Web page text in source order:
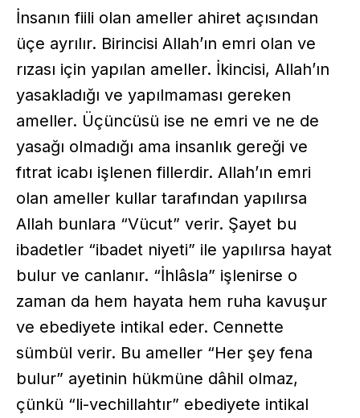
İnsanın fiili olan ameller ahiret açısından
üçe ayrılır. Birincisi Allah’ın emri olan ve
rızası için yapılan ameller. İkincisi, Allah’ın
yasakladığı ve yapılmaması gereken
ameller. Üçüncüsü ise ne emri ve ne de
yasağı olmadığı ama insanlık gereği ve
fıtrat icabı işlenen fillerdir. Allah’ın emri
olan ameller kullar tarafından yapılırsa
Allah bunlara “Vücut” verir. Şayet bu
ibadetler “ibadet niyeti” ile yapılırsa hayat
bulur ve canlanır. “İhlâsla” işlenirse o
zaman da hem hayata hem ruha kavuşur
ve ebediyete intikal eder. Cennette
sümbül verir. Bu ameller “Her şey fena
bulur” ayetinin hükmüne dâhil olmaz,
çünkü “li-vechillahtır” ebediyete intikal